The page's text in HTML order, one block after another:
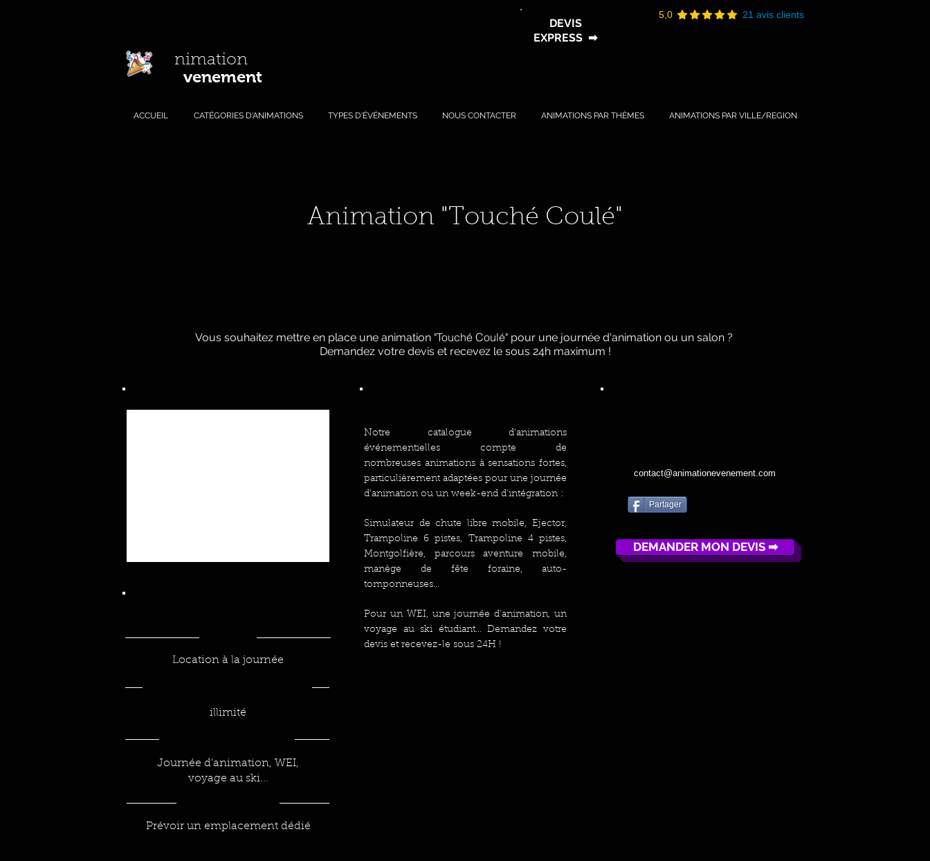
5,0 21 avis clients
nimation
venement
DEVIS
EXPRESS ➡
ACCUEIL CATÉGORIES D'ANIMATIONS TYPES D'ÉVÉNEMENTS NOUS CONTACTER ANIMATIONS PAR THÈMES ANIMATIONS PAR VILLE/REGION
Animation "Touché Coulé"
Vous souhaitez mettre en place une animation "Touché Coulé" pour une journée d'animation ou un salon ?
Demandez votre devis et recevez le sous 24h maximum !
Location à la journée
illimité
Journée d'animation, WEI,
voyage au ski...
Prévoir un emplacement dédié
Notre catalogue d'animations
événementielles compte de
nombreuses animations à sensations fortes,
particulièrement adaptées pour une journée
d'animation ou un week-end d'intégration :
Simulateur de chute libre mobile, Ejector,
Trampoline 6 pistes, Trampoline 4 pistes,
Montgolfière, parcours aventure mobile,
manège de fête foraine, auto-
tomponneuses...
Pour un WEI, une journée d'animation, un
voyage au ski étudiant... Demandez votre
devis et recevez-le sous 24H !
contact@animationevenement.com
Partager
DEMANDER MON DEVIS ➡